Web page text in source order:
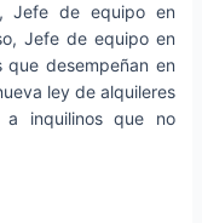
Jefe de equipo en
Jefe de equipo en
que desempeñan en
ley de alquileres
a inquilinos que no